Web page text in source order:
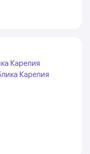
Карелия
Карелия